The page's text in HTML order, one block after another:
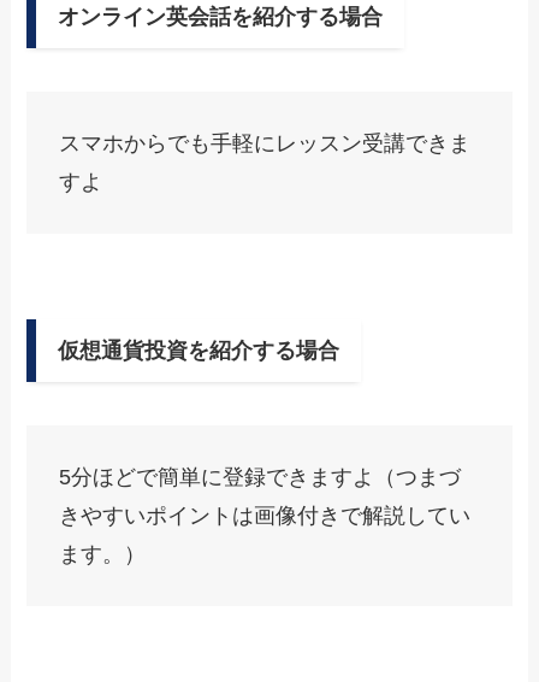
オンライン英会話を紹介する場合
スマホからでも手軽にレッスン受講できま
すよ
仮想通貨投資を紹介する場合
5分ほどで簡単に登録できますよ（つまづ
きやすいポイントは画像付きで解説してい
ます。）